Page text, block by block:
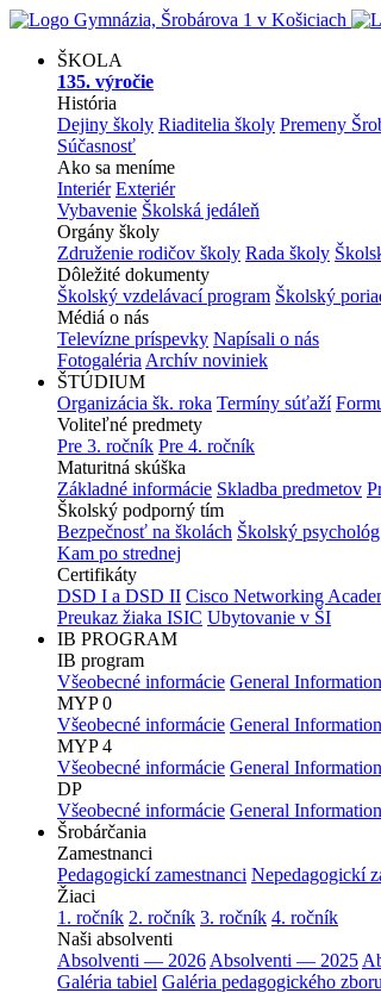
ŠKOLA
135. výročie
História
Dejiny školy Riaditelia školy Premeny
Súčasnosť
Ako sa meníme
Interiér Exteriér
Vybavenie Školská jedáleň
Orgány školy
Združenie rodičov školy Rada školy
Dôležité dokumenty
Školský vzdelávací program Školský
Médiá o nás
Televízne príspevky Napísali o nás
Fotogaléria Archív noviniek
ŠTÚDIUM
Organizácia šk. roka Termíny súťaží
Voliteľné predmety
Pre 3. ročník Pre 4. ročník
Maturitná skúška
Základné informácie Skladba predmetov
Školský podporný tím
Bezpečnosť na školách Školský psychológ
Kam po strednej
Certifikáty
DSD I a DSD II Cisco Networking
Preukaz žiaka ISIC Ubytovanie v ŠI
IB PROGRAM
IB program
Všeobecné informácie General Information
MYP 0
Všeobecné informácie General Information
MYP 4
Všeobecné informácie General Information
DP
Všeobecné informácie General Information
Šrobárčania
Zamestnanci
Pedagogickí zamestnanci Nepedagogickí
Žiaci
1. ročník 2. ročník 3. ročník 4. ročník
Naši absolventi
Absolventi — 2026 Absolventi — 2025
Galéria tabiel Galéria pedagogického zboru